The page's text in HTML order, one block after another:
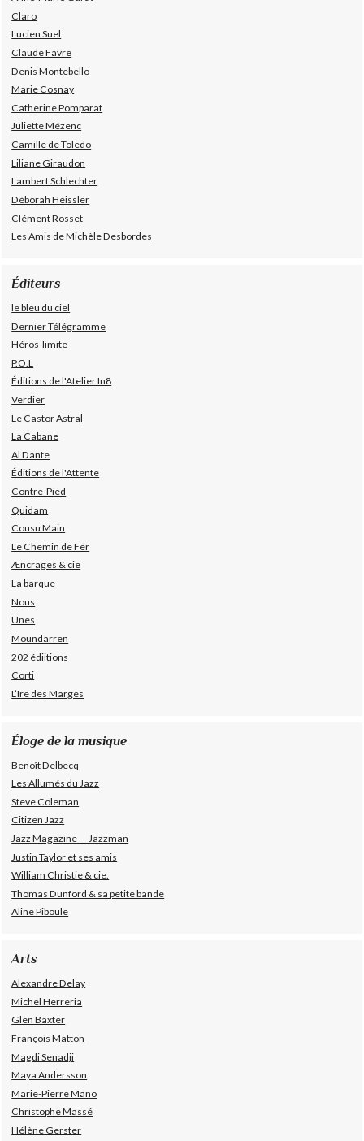
Claro
Lucien Suel
Claude Favre
Denis Montebello
Marie Cosnay
Catherine Pomparat
Juliette Mézenc
Camille de Toledo
Liliane Giraudon
Lambert Schlechter
Déborah Heissler
Clément Rosset
Les Amis de Michèle Desbordes
Éditeurs
le bleu du ciel
Dernier Télégramme
Héros-limite
P.O.L
Éditions de l'Atelier In8
Verdier
Le Castor Astral
La Cabane
Al Dante
Éditions de l'Attente
Contre-Pied
Quidam
Cousu Main
Le Chemin de Fer
Æncrages & cie
La barque
Nous
Unes
Moundarren
202 édiitions
Corti
L’Ire des Marges
Éloge de la musique
Benoît Delbecq
Les Allumés du Jazz
Steve Coleman
Citizen Jazz
Jazz Magazine — Jazzman
Justin Taylor et ses amis
William Christie & cie.
Thomas Dunford & sa petite bande
Aline Piboule
Arts
Alexandre Delay
Michel Herreria
Glen Baxter
François Matton
Magdi Senadji
Maya Andersson
Marie-Pierre Mano
Christophe Massé
Hélène Gerster